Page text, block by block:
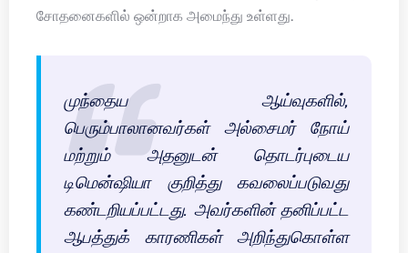
சோதனைகளில் ஒன்றாக அமைந்து உள்ளது.
முந்தைய ஆய்வுகளில்,
பெரும்பாலானவர்கள் அல்சைமர் நோய்
மற்றும் அதனுடன் தொடர்புடைய
டிமென்ஷியா குறித்து கவலைப்படுவது
கண்டறியப்பட்டது. அவர்களின் தனிப்பட்ட
ஆபத்துக் காரணிகள் அறிந்துகொள்ள